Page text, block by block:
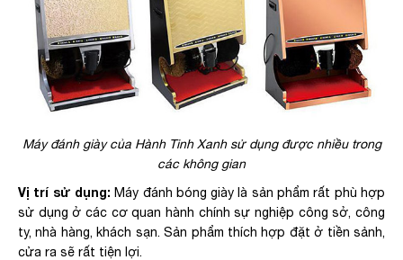
Máy đánh giày của Hành Tinh Xanh sử dụng được nhiều trong
các không gian
Vị trí sử dụng: Máy đánh bóng giày là sản phẩm rất phù hợp
sử dụng ở các cơ quan hành chính sự nghiệp công sở, công
ty, nhà hàng, khách sạn. Sản phẩm thích hợp đặt ở tiền sảnh,
cửa ra sẽ rất tiện lợi.